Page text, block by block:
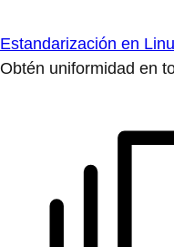
Estandarización en
Obtén uniformidad en